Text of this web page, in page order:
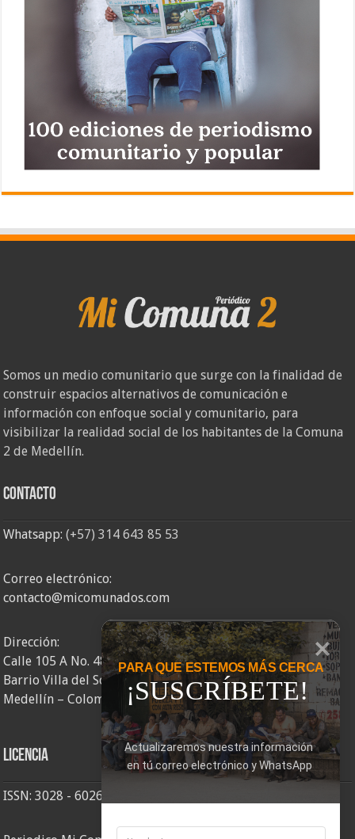
Somos un medio comunitario que surge con la finalidad de
construir espacios alternativos de comunicación e
información con enfoque social y comunitario, para
visibilizar la realidad social de los habitantes de la Comuna
2 de Medellín.
Contacto
Whatsapp:(+57) 314 643 85 53
Correo electrónico:
contacto@micomunados.com
Dirección:
Calle 105 A No. 48AA – 58
Barrio Villa del Socorro
Medellín – Colombia
Licencia
ISSN: 3028 - 6026
PARA QUE ESTEMOS MÁS CERCA
¡SUSCRÍBETE!
Actualizaremos nuestra información
en tú correo electrónico y WhatsApp